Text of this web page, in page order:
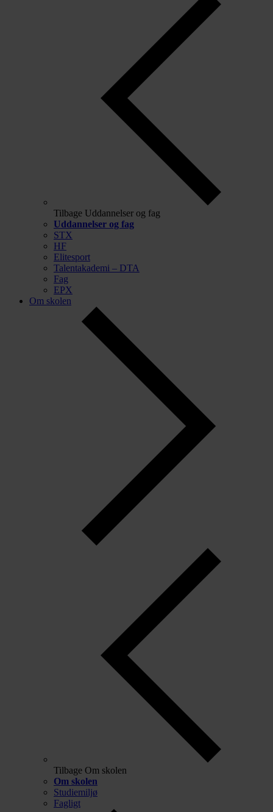
Tilbage Uddannelser og fag
Uddannelser og fag
STX
HF
Elitesport
Talentakademi – DTA
Fag
EPX
Om skolen
Tilbage Om skolen
Om skolen
Studiemiljø
Fagligt